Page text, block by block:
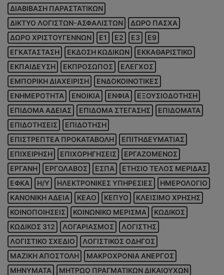
ΔΙΑΒΙΒΑΣΗ ΠΑΡΑΣΤΑΤΙΚΩΝ
ΔΙΚΤΥΟ ΛΟΓΙΣΤΩΝ-ΑΣΦΑΛΙΣΤΩΝ
ΔΩΡΟ ΠΑΣΧΑ
ΔΩΡΟ ΧΡΙΣΤΟΥΓΕΝΝΩΝ
Ε1 Ε2 Ε3
Ε9
ΕΓΚΑΤΑΣΤΑΣΗ
ΕΚΔΟΣΗ ΚΩΔΙΚΩΝ
ΕΚΚΑΘΑΡΙΣΤΙΚΟ
ΕΚΠΑΙΔΕΥΣΗ
ΕΚΠΡΟΣΩΠΟΣ
ΕΛΕΓΧΟΣ
ΕΜΠΟΡΙΚΗ ΔΙΑΧΕΙΡΙΣΗ
ΕΝΔΟΚΟΙΝΟΤΙΚΕΣ
ΕΝΗΜΕΡΟΤΗΤΑ
ΕΝΟΙΚΙΑ ΕΝΦΙΑ
ΕΞΟΥΣΙΟΔΟΤΗΣΗ
ΕΠΙΔΟΜΑ ΑΔΕΙΑΣ
ΕΠΙΔΟΜΑ ΣΤΕΓΑΣΗΣ
ΕΠΙΔΟΜΑΤΑ
ΕΠΙΔΟΤΗΣΕΙΣ
ΕΠΙΔΟΤΗΣΗ
ΕΠΙΣΤΡΕΠΤΕΑ ΠΡΟΚΑΤΑΒΟΛΗ
ΕΠΙΤΗΔΕΥΜΑΤΙΑΣ
ΕΠΙΧΕΙΡΗΣΗ
ΕΠΙΧΟΡΗΓΗΣΕΙΣ
ΕΡΓΑΖΟΜΕΝΟΣ
ΕΡΓΑΝΗ
ΕΡΓΟΛΑΒΟΣ ΕΣΠΑ
ΕΤΗΣΙΟ ΤΕΛΟΣ ΜΕΡΙΔΑΣ
ΕΦΚΑ
Η/Υ ΗΛΕΚΤΡΟΝΙΚΕΣ ΥΠΗΡΕΣΙΕΣ
ΗΜΕΡΟΛΟΓΙΟ
ΚΑΝΟΝΙΚΗ ΑΔΕΙΑ
ΚΕΑΟ ΚΕΠΥΟ
ΚΛΕΙΣΙΜΟ ΧΡΗΣΗΣ
ΚΟΙΝΟΠΟΙΗΣΕΙΣ
ΚΟΙΝΩΝΙΚΟ ΜΕΡΙΣΜΑ
ΚΩΔΙΚΟΣ
ΚΩΔΙΚΟΣ 312
ΛΟΓΑΡΙΑΣΜΟΣ
ΛΟΓΙΣΤΗΣ
ΛΟΓΙΣΤΙΚΟ ΣΧΕΔΙΟ
ΛΟΓΙΣΤΙΚΟΣ ΟΔΗΓΟΣ
ΜΑΖΙΚΗ ΑΠΟΣΤΟΛΗ
ΜΑΚΡΟΧΡΟΝΙΑ ΑΝΕΡΓΟΣ
ΜΗΝΥΜΑΤΑ
ΜΗΤΡΩΟ ΠΡΑΓΜΑΤΙΚΩΝ ΔΙΚΑΙΟΥΧΩΝ